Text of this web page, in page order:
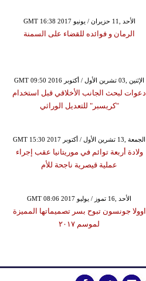
GMT 16:38 2017 الأحد ,11 حزيران / يونيو
الرمان و فوائده للقضاء على السمنة
GMT 09:50 2016 الإثنين ,03 تشرين الأول / أكتوبر
دعوات لبحث الجانب الأخلاقي قبل استخدام
"كريسبر" للتعديل الوراثي
GMT 15:30 2017 الجمعة ,13 تشرين الأول / أكتوبر
ولادة أربعة توائم في موريتانيا عقب إجراء
عملية قيصرية ناجحة للأم
GMT 08:06 2017 الأحد ,16 تموز / يوليو
اوولا جونسون تبوح بسر تصميماتها المميزة
لموسم ٢٠١٧